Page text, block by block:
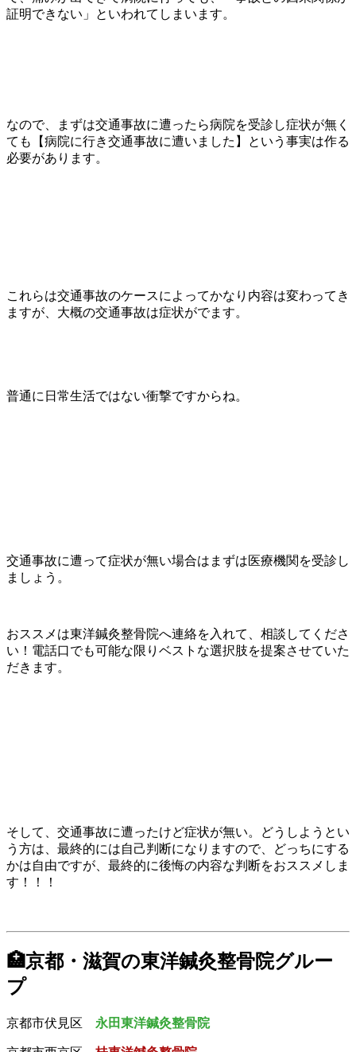
証明できない」といわれてしまいます。
なので、まずは交通事故に遭ったら病院を受診し症状が無く
ても【病院に行き交通事故に遭いました】という事実は作る
必要があります。
これらは交通事故のケースによってかなり内容は変わってき
ますが、大概の交通事故は症状がでます。
普通に日常生活ではない衝撃ですからね。
交通事故に遭って症状が無い場合はまずは医療機関を受診し
ましょう。
おススメは東洋鍼灸整骨院へ連絡を入れて、相談してくださ
い！電話口でも可能な限りベストな選択肢を提案させていた
だきます。
そして、交通事故に遭ったけど症状が無い。どうしようとい
う方は、最終的には自己判断になりますので、どっちにする
かは自由ですが、最終的に後悔の内容な判断をおススメしま
す！！！
🏥京都・滋賀の東洋鍼灸整骨院グルー
プ
京都市伏見区 永田東洋鍼灸整骨院